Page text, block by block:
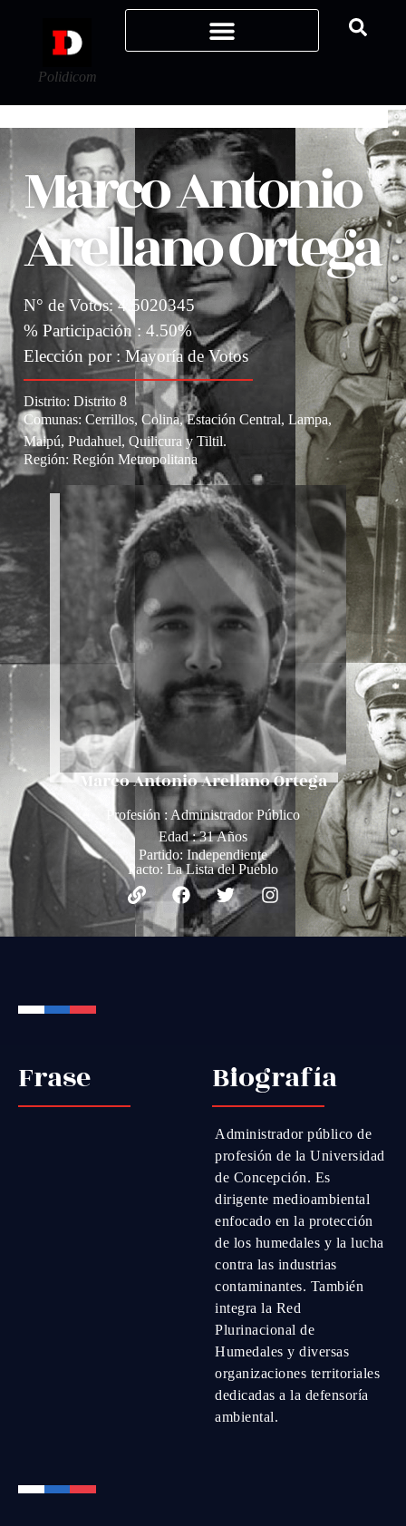
Polidicom
Marco Antonio
Arellano Ortega
N° de Votos: 4.5020345
% Participación : 4.50%
Elección por : Mayoría de Votos
Distrito: Distrito 8
Comunas: Cerrillos, Colina, Estación Central, Lampa,
Maipú, Pudahuel, Quilicura y Tiltil.
Región: Región Metropolitana
Marco Antonio Arellano Ortega
Profesión : Administrador Público
Edad : 31 Años
Partido: Independiente
Pacto: La Lista del Pueblo
Frase Biografía
Administrador público de
profesión de la Universidad
de Concepción. Es
dirigente medioambiental
enfocado en la protección
de los humedales y la lucha
contra las industrias
contaminantes. También
integra la Red
Plurinacional de
Humedales y diversas
organizaciones territoriales
dedicadas a la defensoría
ambiental.